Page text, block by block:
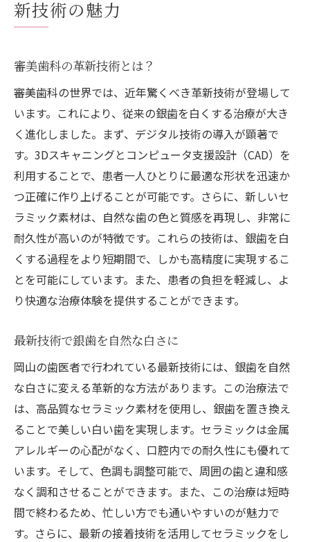
れ
初診から治療完了までのプロセス
治療前のカウンセリングの重要性
岡山市内の歯医者選びで注意すべき点
適切な予約と待ち時間の管理法
快適な治療環境の見極め方
白い歯を手に入れるための岡山での審美歯科治
療法
ホワイトニングとセラミックの違い
美容歯科における最新治療法
歯の色を改善するための選択肢
治療後のメンテナンス方法
審美歯科治療を成功させるためのアドバイ
ス
銀歯を白くしたい方必見！岡山での歯医者治療
の実際
治療を受けた患者の体験談
治療前と治療後の違いを写真で解説
歯医者での定期チェックの重要性
銀歯から白い歯への転換期における注意点
治療にかかる時間と回数の見通し
新技術の魅力
審美歯科の革新技術とは？
審美歯科の世界では、近年驚くべき革新技術が登場して
います。これにより、従来の銀歯を白くする治療が大き
く進化しました。まず、デジタル技術の導入が顕著で
す。3Dスキャニングとコンピュータ支援設計（CAD）を
利用することで、患者一人ひとりに最適な形状を迅速か
つ正確に作り上げることが可能です。さらに、新しいセ
ラミック素材は、自然な歯の色と質感を再現し、非常に
耐久性が高いのが特徴です。これらの技術は、銀歯を白
くする過程をより短期間で、しかも高精度に実現するこ
とを可能にしています。また、患者の負担を軽減し、よ
り快適な治療体験を提供することができます。
最新技術で銀歯を自然な白さに
岡山の歯医者で行われている最新技術には、銀歯を自然
な白さに変える革新的な方法があります。この治療法で
は、高品質なセラミック素材を使用し、銀歯を置き換え
ることで美しい白い歯を実現します。セラミックは金属
アレルギーの心配がなく、口腔内での耐久性にも優れて
います。そして、色調も調整可能で、周囲の歯と違和感
なく調和させることができます。また、この治療は短時
間で終わるため、忙しい方でも通いやすいのが魅力で
す。さらに、最新の接着技術を活用してセラミックをし